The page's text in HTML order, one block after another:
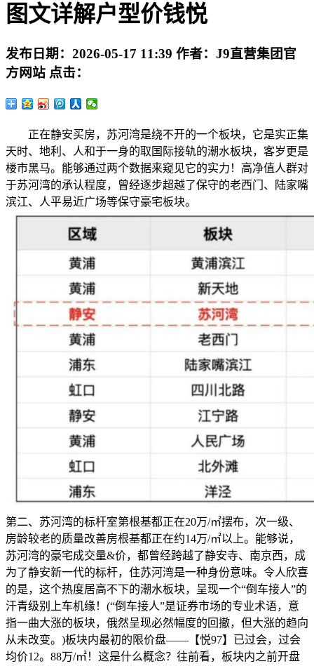
图文详解户型价钱悦
发布日期： 2026-05-17 11:39 作者： J9直营集团官
方网站 点击：
正在静安买房，苏河湾是绕不开的一个板块，它是实正集
天时、地利、人和于一身的取国际接轨的潮水板块，客岁更是
楼市黑马。能够通过两个数据来窥见它的实力！高净值人群对
于苏河湾的承认程度，曾经逐步超越了保守的老西门、陆家嘴
滨江、人平易近广场等保守豪宅板块。
第二、苏河湾的标杆室第根基都正在20万/㎡摆布，次一级、
房龄较老的质量改善房根基都正在约14万/㎡以上。能够说，
苏河湾的豪宅成交量&价，都曾经跨越了静安寺、南京西，成
为了静安新一代的标杆，住苏河湾是一种身份意味。令人欣喜
的是，这个热度居高不下的潮水板块，呈现一个“倒车接人”的
汗青级别上车机缘！(“倒车接人”是证券市场的专业术语，意
指一曲大涨的板块，俄然呈现必然幅度的回撤，但大涨的趋向
从未改变。)板块内最初的限价盘——【悦97】已过会，过会
均价12。88万/㎡！这是什么概念？往前看，板块内之前开盘